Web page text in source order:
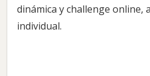
dinámica y challenge online,
individual.